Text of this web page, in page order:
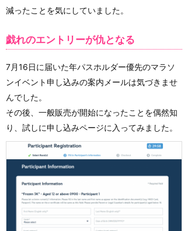
減ったことを気にしていました。
戯れのエントリーが仇となる
7月16日に届いた年パスホルダー優先のマラソ
ンイベント申し込みの案内メールは気づきませ
んでした。
その後、一般販売が開始になったことを偶然知
り、試しに申し込みページに入ってみました。